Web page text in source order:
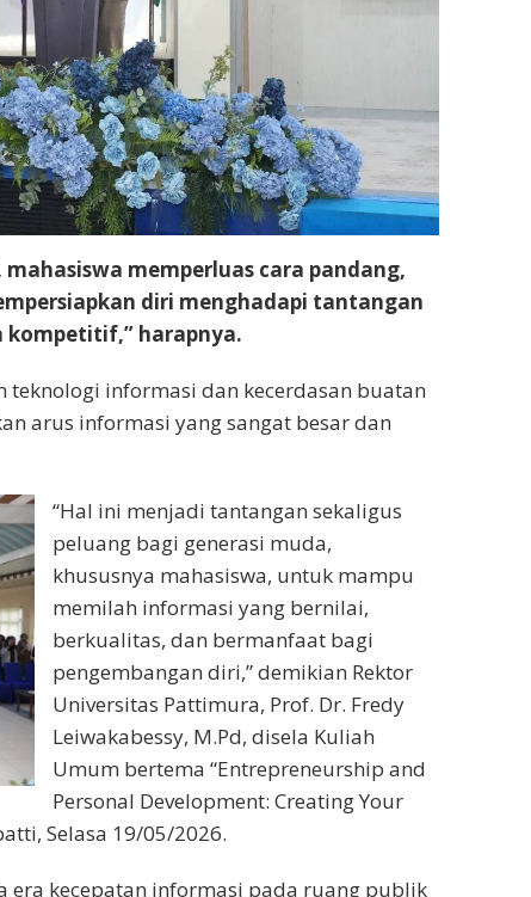
memperluas cara pandang,
diri menghadapi tantangan
kompetitif,” harapnya.
teknologi informasi dan kecerdasan buatan
arus informasi yang sangat besar dan
“Hal ini menjadi tantangan sekaligus
peluang bagi generasi muda,
khususnya mahasiswa, untuk mampu
memilah informasi yang bernilai,
berkualitas, dan bermanfaat bagi
pengembangan diri,” demikian Rektor
Universitas Pattimura, Prof. Dr. Fredy
Leiwakabessy, M.Pd, disela Kuliah
Umum bertema “Entrepreneurship and
Personal Development: Creating Your
Selasa 19/05/2026.
era kecepatan informasi pada ruang publik